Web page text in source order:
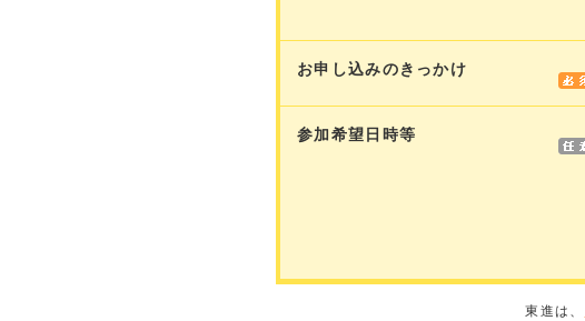
お申し込みのきっかけ
参加希望日時等
東進は、